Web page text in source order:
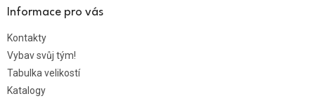
Informace pro vás
Kontakty
Vybav svůj tým!
Tabulka velikostí
Katalogy